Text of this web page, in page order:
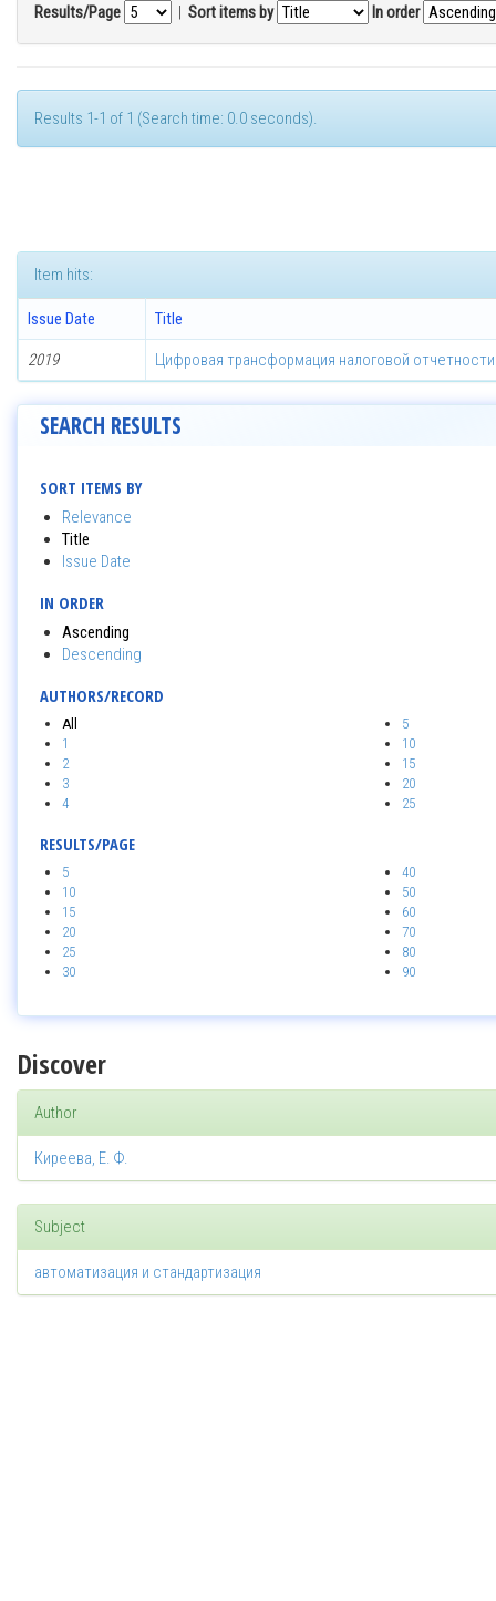
Results/Page | Sort items by In order
Results 1-1 of 1 (Search time: 0.0 seconds).
Item hits:
Issue Date Title
2019 Цифровая трансформация налоговой
SEARCH RESULTS
SORT ITEMS BY
Relevance
Title
Issue Date
IN ORDER
Ascending
Descending
AUTHORS/RECORD
All
1
2
3
4
5
10
15
20
25
RESULTS/PAGE
5
10
15
20
25
30
40
50
60
70
80
90
Discover
Author
Киреева, Е. Ф.
Subject
автоматизация и стандартизация